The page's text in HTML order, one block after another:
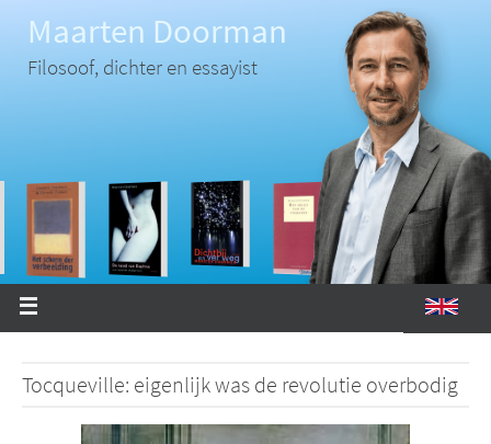
inhoud
Maarten Doorman
Filosoof, dichter en essayist
Tocqueville: eigenlijk was de revolutie overbodig